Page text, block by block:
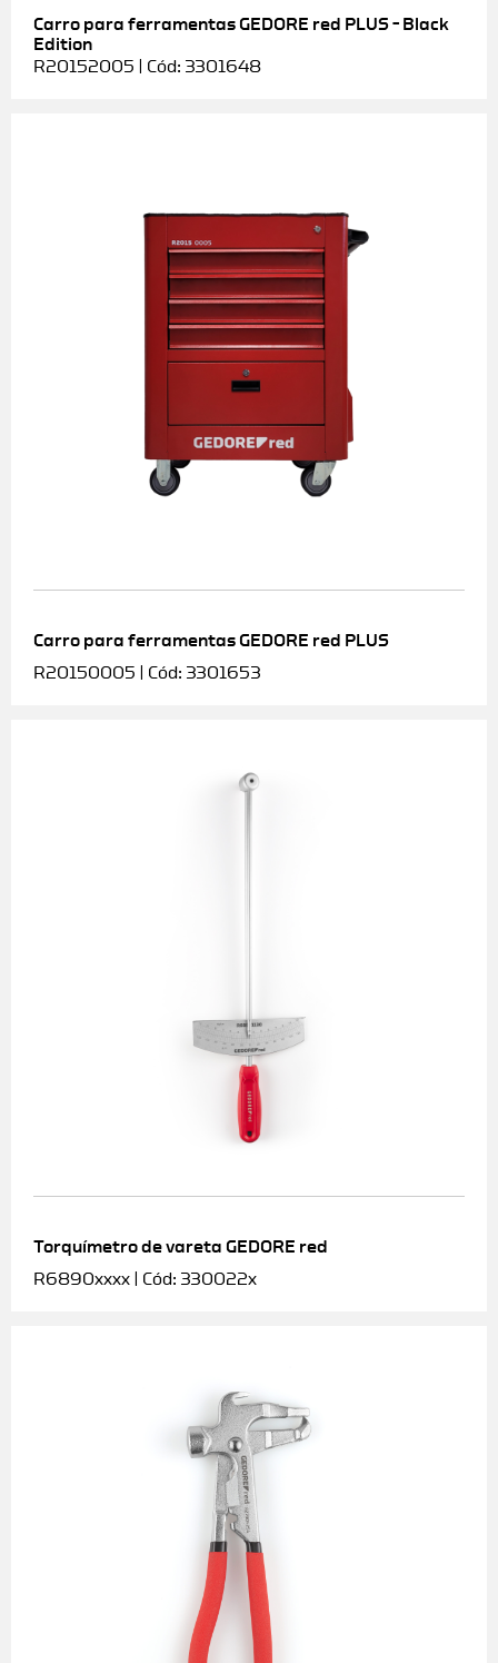
Carro para ferramentas GEDORE red PLUS – Black
Edition
R20152005 | Cód: 3301648
Carro para ferramentas GEDORE red PLUS
R20150005 | Cód: 3301653
Torquímetro de vareta GEDORE red
R6890xxxx | Cód: 330022x